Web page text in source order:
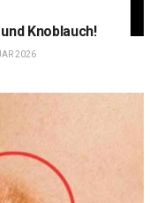
Knoblauch!
2026